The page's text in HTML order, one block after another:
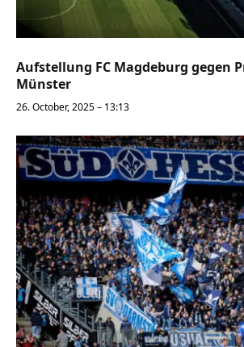
Aufstellung FC Magdeburg gegen
Münster
26. October, 2025 – 13:13